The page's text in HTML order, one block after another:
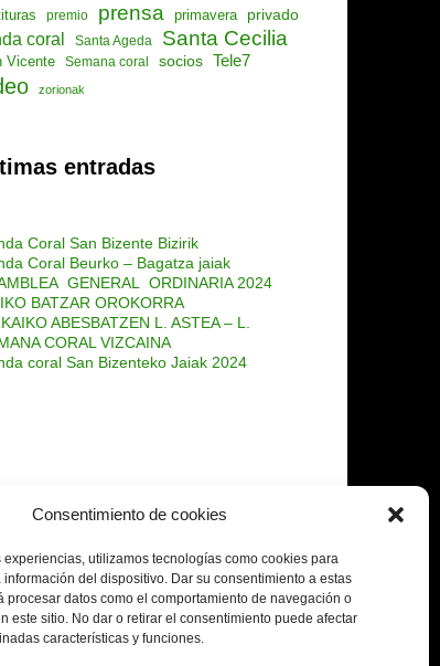
Consentimiento de cookies
experiencias, utilizamos tecnologías como cookies para
del dispositivo. Dar su consentimiento a estas
procesar datos como el comportamiento de navegación o
este sitio. No dar o retirar el consentimiento puede afectar
características y funciones.
premio prensa primavera privado
coral Santa Ageda Santa Cecilia
Vicente Semana coral socios Tele7
zorionak
entradas
Coral San Bizente Bizirik
Coral Beurko – Bagatza jaiak
GENERAL ORDINARIA 2024
BATZAR OROKORRA
ABESBATZEN L. ASTEA – L.
CORAL VIZCAINA
coral San Bizenteko Jaiak 2024